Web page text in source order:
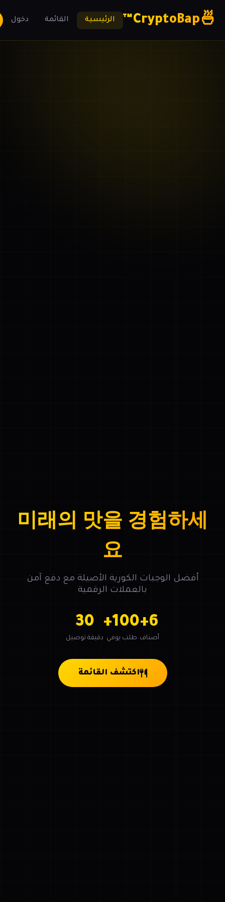
🍜
CryptoBap™ الرئيسية القائمة دخول
미래의 맛을 경험하세
요
أفضل الوجبات الكورية الأصيلة مع دفع آمن
بالعملات الرقمية
6+
أصناف
100+
طلب يومي
30
دقيقة توصيل
اكتشف القائمة